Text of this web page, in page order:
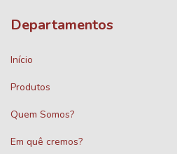
Departamentos
Início
Produtos
Quem Somos?
Em quê cremos?